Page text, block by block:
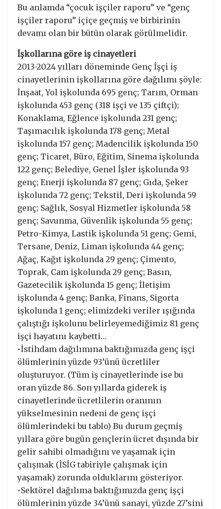
Bu anlamda “çocuk işçiler raporu” ve “genç
işçiler raporu” içiçe geçmiş ve birbirinin
devamı olan bir bütün olarak görülmelidir.
İşkollarına göre iş cinayetleri
2013-2024 yılları döneminde Genç İşçi iş
cinayetlerinin işkollarına göre dağılımı şöyle:
İnşaat, Yol işkolunda 695 genç; Tarım, Orman
işkolunda 453 genç (318 işçi ve 135 çiftçi);
Konaklama, Eğlence işkolunda 231 genç;
Taşımacılık işkolunda 178 genç; Metal
işkolunda 157 genç; Madencilik işkolunda 150
genç; Ticaret, Büro, Eğitim, Sinema işkolunda
122 genç; Belediye, Genel İşler işkolunda 93
genç; Enerji işkolunda 87 genç; Gıda, Şeker
işkolunda 72 genç; Tekstil, Deri işkolunda 59
genç; Sağlık, Sosyal Hizmetler işkolunda 58
genç; Savunma, Güvenlik işkolunda 55 genç;
Petro-Kimya, Lastik işkolunda 51 genç; Gemi,
Tersane, Deniz, Liman işkolunda 44 genç;
Ağaç, Kağıt işkolunda 29 genç; Çimento,
Toprak, Cam işkolunda 29 genç; Basın,
Gazetecilik işkolunda 15 genç; İletişim
işkolunda 4 genç; Banka, Finans, Sigorta
işkolunda 1 genç; elimizdeki veriler ışığında
çalıştığı işkolunu belirleyemediğimiz 81 genç
işçi hayatını kaybetti…
•İstihdam dağılımına baktığımızda genç işçi
ölümlerinin yüzde 93’ünü ücretliler
oluşturuyor. (Tüm iş cinayetlerinde ise bu
oran yüzde 86. Son yıllarda giderek iş
cinayetlerinde ücretlilerin oranının
yükselmesinin nedeni de genç işçi
ölümlerindeki bu tablo) Bu durum geçmiş
yıllara göre bugün gençlerin ücret dışında bir
gelir sahibi olmadığını ve yaşamak için
çalışmak (İSİG tabiriyle çalışmak için
yaşamak) zorunda olduklarını gösteriyor.
•Sektörel dağılıma baktığımızda genç işçi
ölümlerinin yüzde 34’ünü sanayi, yüzde 27’sini